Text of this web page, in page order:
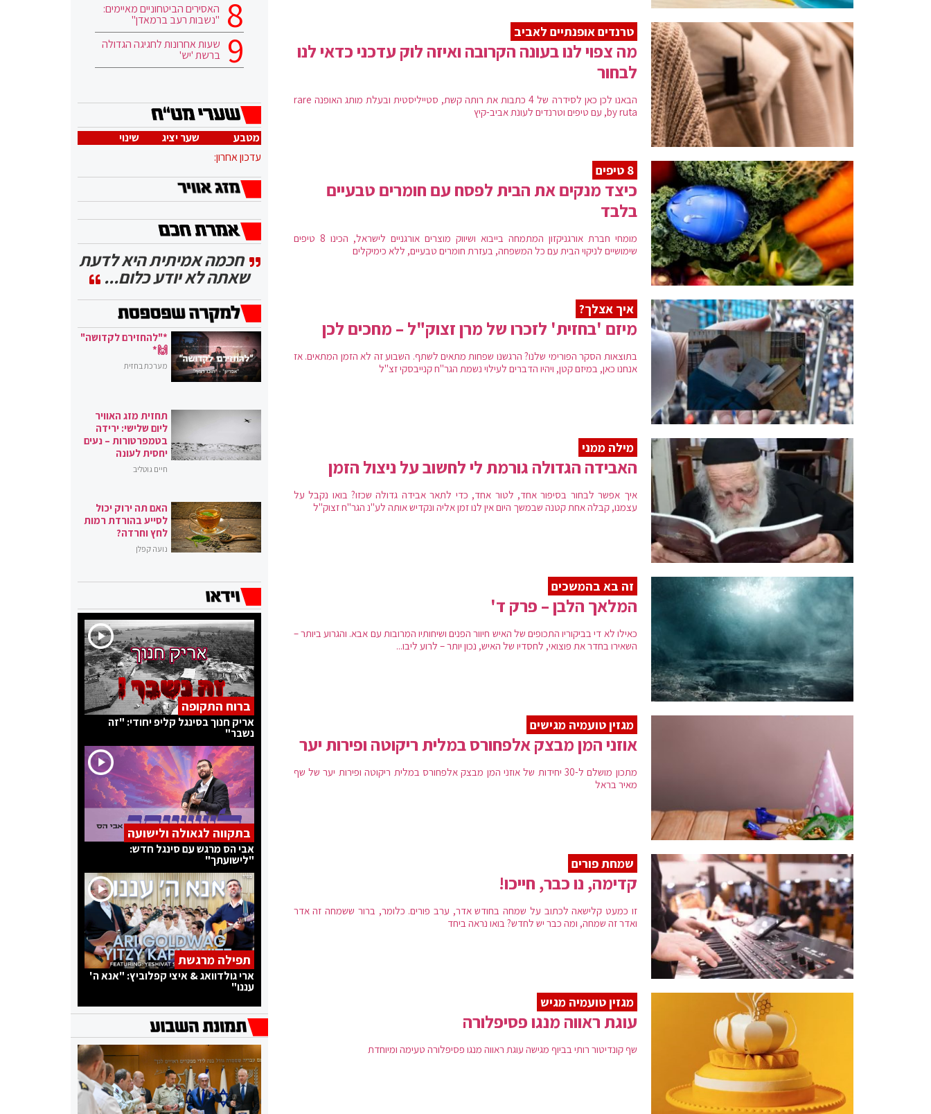
טרנדים אופנתיים לאביב
מה צפוי לנו בעונה הקרובה ואיזה לוק עדכני כדאי לנו
לבחור
הבאנו לכן כאן לסידרה של 4 כתבות את רותה קשת, סטייליסטית ובעלת מותג האופנה rare
by ruta, עם טיפים וטרנדים לעונת אביב-קיץ
8 טיפים
כיצד מנקים את הבית לפסח עם חומרים טבעיים
בלבד
מומחי חברת אורגניקזון המתמחה בייבוא ושיווק מוצרים אורגניים לישראל, הכינו 8 טיפים
שימושיים לניקוי הבית עם כל המשפחה, בעזרת חומרים טבעיים, ללא כימיקלים
איך אצלך?
מיזם 'בחזית' לזכרו של מרן זצוק"ל – מחכים לכן
בתוצאות הסקר הפורימי שלנו? הרגשנו שפחות מתאים לשתף. השבוע זה לא הזמן המתאים. אז
אנחנו כאן, במיזם קטן, ויהיו הדברים לעילוי נשמת הגר"ח קנייבסקי זצ"ל
מילה ממני
האבידה הגדולה גורמת לי לחשוב על ניצול הזמן
איך אפשר לבחור בסיפור אחד, לטור אחד, כדי לתאר אבידה גדולה שכזו? בואו נקבל על
עצמנו, קבלה אחת קטנה שבמשך היום אין לנו זמן אליה ונקדיש אותה לע"נ הגר"ח זצוק"ל
זה בא בהמשכים
המלאך הלבן – פרק ד'
כאילו לא די בביקוריו התכופים של האיש חיוור הפנים ושיחותיו המרובות עם אבא. והגרוע ביותר –
השאירו בחדר את פוצואי, לחסדיו של האיש, נכון יותר – לרוע ליבו...
מגזין טועמיה מגישים
אוזני המן מבצק אלפחורס במלית ריקוטה ופירות יער
מתכון מושלם ל-30 יחידות של אוזני המן מבצק אלפחורס במלית ריקוטה ופירות יער של שף
מאיר בראל
שמחת פורים
קדימה, נו כבר, חייכו!
זו כמעט קלישאה לכתוב על שמחה בחודש אדר, ערב פורים. כלומר, ברור ששמחה זה אדר
ואדר זה שמחה, ומה כבר יש לחדש? בואו נראה ביחד
מגזין טועמיה מגיש
עוגת ראווה מנגו פסיפלורה
שף קונדיטור רותי בביוף מגישה עוגת ראווה מנגו פסיפלורה טעימה ומיוחדת
האסירים הביטחוניים מאיימים:
"נשבות רעב ברמאדן"
שעות אחרונות לחגיגה הגדולה
ברשת 'יש'
מטבע שער יציג
שינוי
עדכון אחרון:
חכמה אמיתית היא לדעת
שאתה לא יודע כלום...
*"להחזירם לקדושה"
🙌*
מערכת בחזית
תחזית מזג האוויר
ליום שלישי: ירידה
בטמפרטורות – נעים
יחסית לעונה
חיים גוטליב
האם תה ירוק יכול
לסייע בהורדת רמות
לחץ וחרדה?
נועה קפלן
ברוח התקופה
אריק חנוך בסינגל קליפ יחודי: "זה
נשבר"
בתקווה לגאולה ולישועה
אבי הס מרגש עם סינגל חדש:
"לישועתך"
תפילה מרגשת
ארי גולדוואג & איצי קפלוביץ: "אנא ה'
עננו"